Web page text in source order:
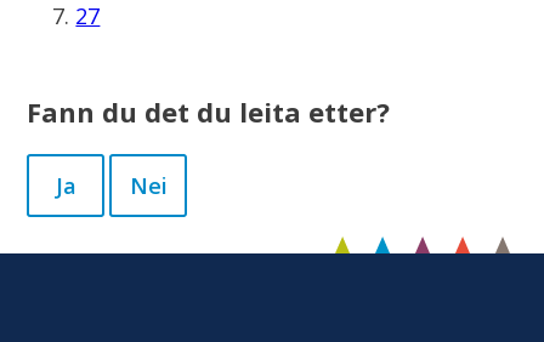
27
Fann du det du leita etter?
Ja Nei